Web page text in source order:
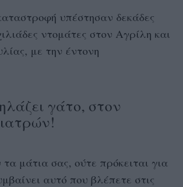
υπέστησαν δεκάδες
ντομάτες στον Αγρίλη και
με την έντονη
γάτο, στον
μάτια σας, ούτε πρόκειται για
αυτό που βλέπετε στις